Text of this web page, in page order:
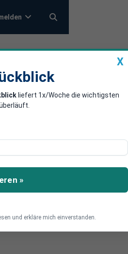
die
X
liefert 1x/Woche die wichtigsten
»
und erkläre mich einverstanden.